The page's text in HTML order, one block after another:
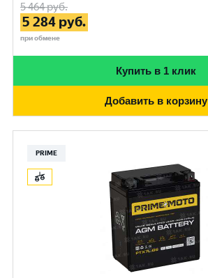
5 464руб.
5 284 руб.
при обмене
Купить в 1 клик
Добавить в корзину
PRIME